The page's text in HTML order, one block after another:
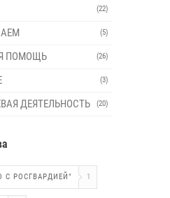
(22)
(5)
(26)
ПОМОЩЬ
(3)
(20)
ДЕЯТЕЛЬНОСТЬ
С РОСГВАРДИЕЙ" 1